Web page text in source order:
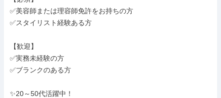
✅美容師または理容師免許をお持ちの方
✅スタイリスト経験ある方
【歓迎】
✅実務未経験の方
✅ブランクのある方
✨20～50代活躍中！